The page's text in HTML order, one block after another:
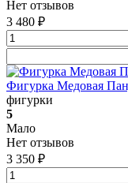
Нет отзывов
3 480 ₽
Фигурка Медовая
фигурки
5
Мало
Нет отзывов
3 350 ₽